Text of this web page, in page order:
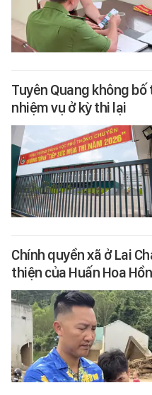
Tuyên Quang không
nhiệm vụ ở kỳ thi lại
Chính quyền xã ở Lai
thiện của Huấn Hoa